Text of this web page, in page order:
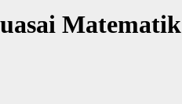
Matematik